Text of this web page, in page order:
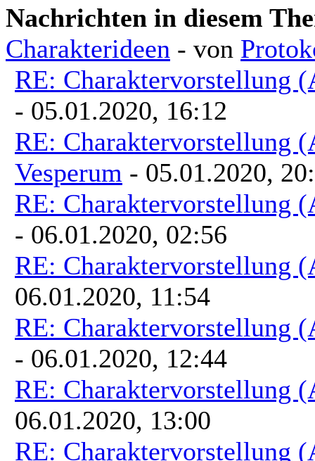
Nachrichten in diesem
Charakterideen - von
RE: Charaktervorstellung
- 05.01.2020, 16:12
RE: Charaktervorstellung
Vesperum - 05.01.2020,
RE: Charaktervorstellung
- 06.01.2020, 02:56
RE: Charaktervorstellung
06.01.2020, 11:54
RE: Charaktervorstellung
- 06.01.2020, 12:44
RE: Charaktervorstellung
06.01.2020, 13:00
RE: Charaktervorstellung